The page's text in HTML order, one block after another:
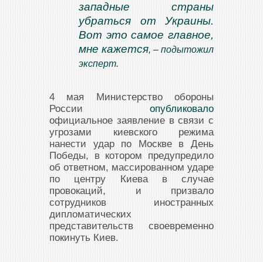
западные страны
убраться от Украины.
Вот это самое главное,
мне кажется, – подытожил
эксперт.
4 мая Министерство обороны
России опубликовало
официальное заявление в связи с
угрозами киевского режима
нанести удар по Москве в День
Победы, в котором предупредило
об ответном, массированном ударе
по центру Киева в случае
провокаций, и призвало
сотрудников иностранных
дипломатических
представительств своевременно
покинуть Киев.